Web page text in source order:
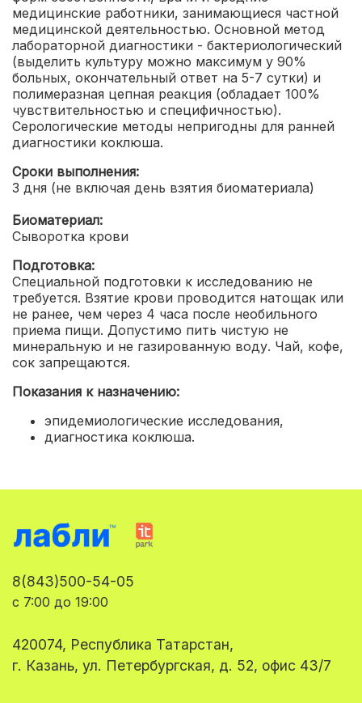
медицинские работники, занимающиеся частной
медицинской деятельностью. Основной метод
лабораторной диагностики - бактериологический
(выделить культуру можно максимум у 90%
больных, окончательный ответ на 5-7 сутки) и
полимеразная цепная реакция (обладает 100%
чувствительностью и специфичностью).
Серологические методы непригодны для ранней
диагностики коклюша.
Сроки выполнения:
3 дня (не включая день взятия биоматериала)
Биоматериал:
Сыворотка крови
Подготовка:
Специальной подготовки к исследованию не
требуется. Взятие крови проводится натощак или
не ранее, чем через 4 часа после необильного
приема пищи. Допустимо пить чистую не
минеральную и не газированную воду. Чай, кофе,
сок запрещаются.
Показания к назначению:
эпидемиологические исследования,
диагностика коклюша.
8(843)500-54-05
с 7:00 до 19:00
420074, Республика Татарстан,
г. Казань, ул. Петербургская, д. 52, офис 43/7